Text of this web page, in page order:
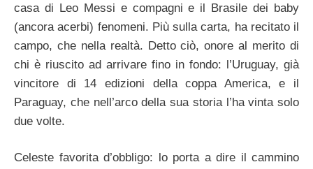
casa di Leo Messi e compagni e il Brasile dei baby
(ancora acerbi) fenomeni. Più sulla carta, ha recitato il
campo, che nella realtà. Detto ciò, onore al merito di
chi è riuscito ad arrivare fino in fondo: l’Uruguay, già
vincitore di 14 edizioni della coppa America, e il
Paraguay, che nell’arco della sua storia l’ha vinta solo
due volte.
Celeste favorita d’obbligo: lo porta a dire il cammino